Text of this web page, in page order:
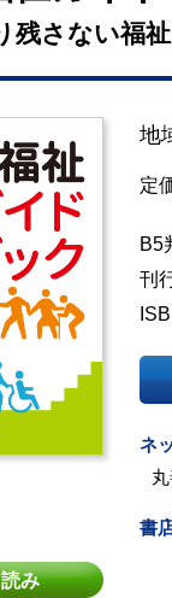
残さない福
み
地
定
B5
刊
ネ
書